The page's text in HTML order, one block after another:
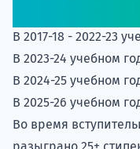
В 2017-18 - 2022-23
В 2023-24 учебном
В 2024-25 учебном
В 2025-26 учебном
Во время